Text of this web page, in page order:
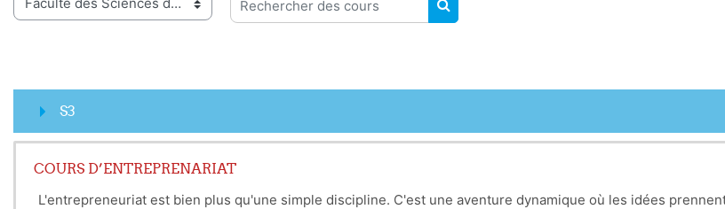
Rechercher des cours
RECHERCHER DES COURS
S3
COURS D’ENTREPRENARIAT
L'entrepreneuriat est bien plus qu'une simple discipline. C'est une aventure dynamique où les idées